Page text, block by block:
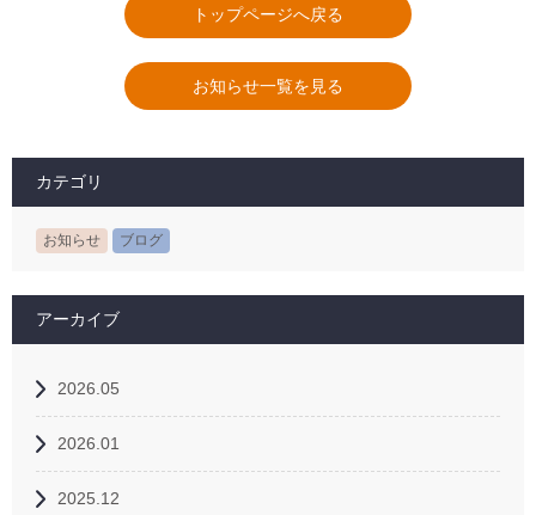
トップページへ戻る
お知らせ一覧を見る
カテゴリ
お知らせ ブログ
アーカイブ
2026.05
2026.01
2025.12